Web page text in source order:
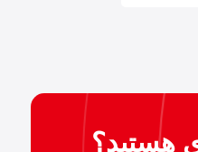
هستید؟